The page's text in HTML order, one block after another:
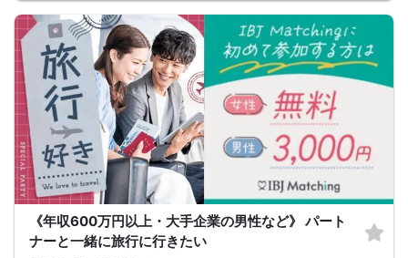
《年収600万円以上・大手企業の男性など》 パート
ナーと一緒に旅行に行きたい